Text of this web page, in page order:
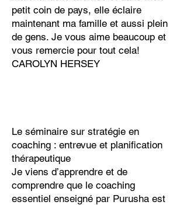
petit coin de pays, elle éclaire
maintenant ma famille et aussi plein
de gens. Je vous aime beaucoup et
vous remercie pour tout cela!
CAROLYN HERSEY
Le séminaire sur stratégie en
coaching : entrevue et planification
thérapeutique
Je viens d’apprendre et de
comprendre que le coaching
essentiel enseigné par Purusha est